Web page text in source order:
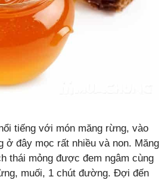
tiếng với món măng rừng, vào
ở đây mọc rất nhiều và non. Măng
thái mỏng được đem ngâm cùng
muối, 1 chút đường. Đợi đến